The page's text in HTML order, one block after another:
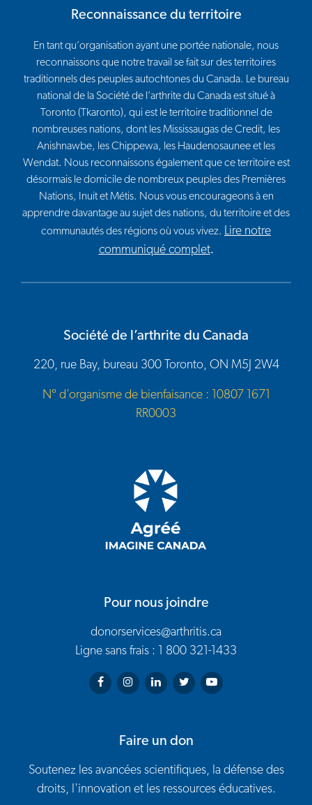
Reconnaissance du territoire
En tant qu’organisation ayant une portée nationale, nous
reconnaissons que notre travail se fait sur des territoires
traditionnels des peuples autochtones du Canada. Le bureau
national de la Société de l’arthrite du Canada est situé à
Toronto (Tkaronto), qui est le territoire traditionnel de
nombreuses nations, dont les Mississaugas de Credit, les
Anishnawbe, les Chippewa, les Haudenosaunee et les
Wendat. Nous reconnaissons également que ce territoire est
désormais le domicile de nombreux peuples des Premières
Nations, Inuit et Métis. Nous vous encourageons à en
apprendre davantage au sujet des nations, du territoire et des
communautés des régions où vous vivez. Lire notre
communiqué complet.
Société de l’arthrite du Canada
220, rue Bay, bureau 300 Toronto, ON M5J 2W4
N° d’organisme de bienfaisance : 10807 1671
RR0003
Pour nous joindre
donorservices@arthritis.ca
Ligne sans frais : 1 800 321-1433
Arthritis Society on Facebook
Arthritis Society on Instagram
Arthritis Society on LinkedIn
Arthritis Society on Twitter
Arthritis Society on
Faire un don
Soutenez les avancées scientifiques, la défense des
droits, l'innovation et les ressources éducatives.